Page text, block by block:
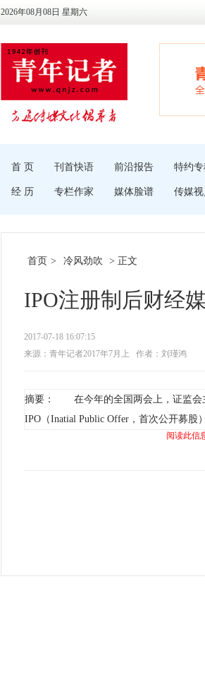
2026年08月08日 星期六
首 页 刊首快语 前沿报告 特约
经 历 专栏作家 媒体脸谱 传媒视
首页 > 冷风劲吹 > 正文
IPO注册制后财经
2017-07-18 16:07:15
来源：青年记者2017年7月上
作者：刘瑾鸿
摘要： 在今年的全国两会上，证监会
IPO（Inatial Public Offer，首次公开募股
阅读此信